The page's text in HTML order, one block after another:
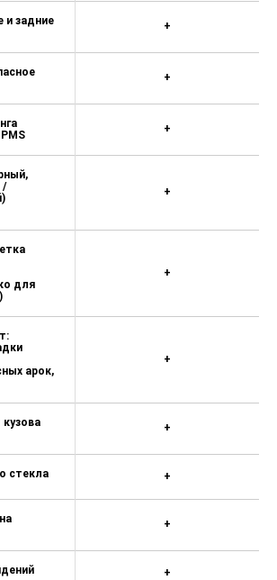
заднего вида с
контроля усталости
скорости
подушки и боковые
шторки безопасности
ремней
поиска автомобиля,
активация
сигнала
замков задних дверей
изнутри (детский
при авариях «ЭРА-
увеличенной емкости
объем бачка
4,5л
и задние
/
для
арок,
стекла
+
+
+
+
+
+
+
+
+
+